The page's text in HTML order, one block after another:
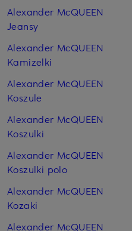
Alexander McQUEEN
Jeansy
Alexander McQUEEN
Kamizelki
Alexander McQUEEN
Koszule
Alexander McQUEEN
Koszulki
Alexander McQUEEN
Koszulki polo
Alexander McQUEEN
Kozaki
Alexander McQUEEN